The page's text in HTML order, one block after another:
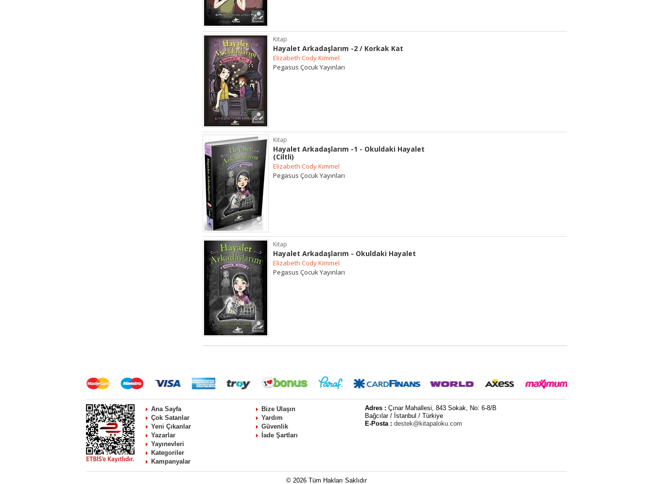
Kitap
Hayalet Arkadaşlarım -2 / Korkak Kat
Elizabeth Cody Kimmel
Pegasus Çocuk Yayınları
Kitap
Hayalet Arkadaşlarım -1 - Okuldaki Hayalet
(Ciltli)
Elizabeth Cody Kimmel
Pegasus Çocuk Yayınları
Kitap
Hayalet Arkadaşlarım - Okuldaki Hayalet
Elizabeth Cody Kimmel
Pegasus Çocuk Yayınları
Ana Sayfa
Çok Satanlar
Yeni Çıkanlar
Yazarlar
Yayınevleri
Kategoriler
Kampanyalar
Bize Ulaşın
Yardım
Güvenlik
İade Şartları
Adres :Çınar Mahallesi, 843 Sokak, No: 6-8/B
Bağcılar / İstanbul / Türkiye
E-Posta :destek@kitapaloku.com
© 2026 Tüm Hakları Saklıdır